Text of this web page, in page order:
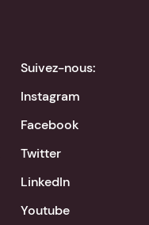
Suivez-nous:
Instagram
Facebook
Twitter
LinkedIn
Youtube